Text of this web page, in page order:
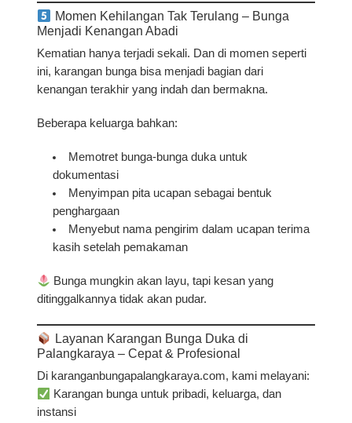
Momen Kehilangan Tak Terulang – Bunga
Menjadi Kenangan Abadi
Kematian hanya terjadi sekali. Dan di momen seperti
ini, karangan bunga bisa menjadi bagian dari
kenangan terakhir yang indah dan bermakna.
Beberapa keluarga bahkan:
Memotret bunga-bunga duka untuk
dokumentasi
Menyimpan pita ucapan sebagai bentuk
penghargaan
Menyebut nama pengirim dalam ucapan terima
kasih setelah pemakaman
Bunga mungkin akan layu, tapi kesan yang
ditinggalkannya tidak akan pudar.
Layanan Karangan Bunga Duka di
Palangkaraya – Cepat & Profesional
Di karanganbungapalangkaraya.com, kami melayani:
Karangan bunga untuk pribadi, keluarga, dan
instansi